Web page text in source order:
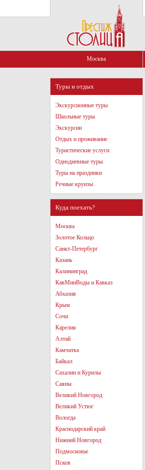
Москва
Туры и отдых
Экскурсионные туры
Школьные туры
Экскурсии
Отдых и проживание
Туристические услуги
Однодневные туры
Туры на праздники
Речные круизы
Куда поехать?
Москва
Золотое Кольцо
Санкт-Петербург
Казань
Калининград
КавМинВоды и Кавказ
Абхазия
Крым
Сочи
Карелия
Алтай
Камчатка
Байкал
Сахалин и Курилы
Саяны
Великий Новгород
Великий Устюг
Вологда
Краснодарский край
Нижний Новгород
Подмосковье
Псков